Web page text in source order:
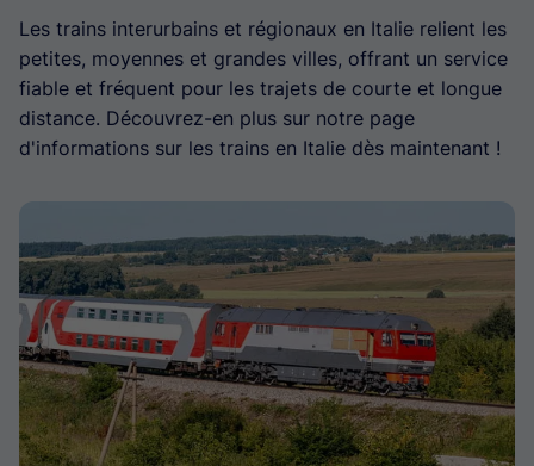
Les trains interurbains et régionaux en Italie relient les
petites, moyennes et grandes villes, offrant un service
fiable et fréquent pour les trajets de courte et longue
distance. Découvrez-en plus sur notre page
d'informations sur les trains en Italie dès maintenant !